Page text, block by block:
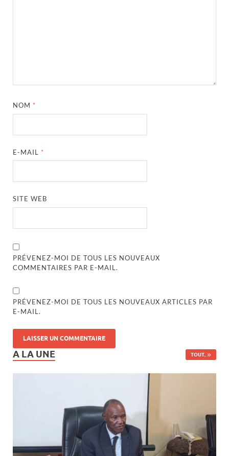
NOM *
E-MAIL *
SITE WEB
PRÉVENEZ-MOI DE TOUS LES NOUVEAUX
COMMENTAIRES PAR E-MAIL.
PRÉVENEZ-MOI DE TOUS LES NOUVEAUX ARTICLES PAR
E-MAIL.
A LA UNE TOUT..